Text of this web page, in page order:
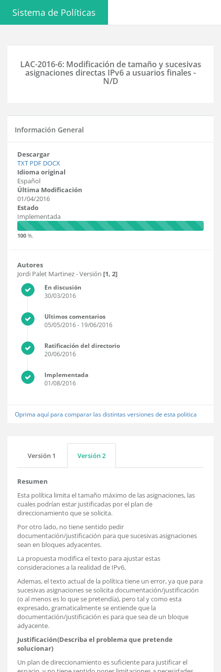
Sistema de Políticas
LAC-2016-6: Modificación de tamaño y sucesivas
asignaciones directas IPv6 a usuarios finales -
N/D
Información General
Descargar
TXT PDF DOCX
Idioma original
Español
Última Modificación
01/04/2016
Estado
Implementada
100 %.
Autores
Jordi Palet Martinez- Versión [1, 2]
En discusión
30/03/2016
Ultimos comentarios
05/05/2016- 19/06/2016
Ratificación del directorio
20/06/2016
Implementada
01/08/2016
Oprima aquí para comparar las distintas versiones de esta politica
Versión 1 Versión 2
Resumen
Esta política limita el tamaño máximo de las asignaciones, las
cuales podrían estar justificadas por el plan de
direccionamiento que se solicita.
Por otro lado, no tiene sentido pedir
documentación/justificación para que sucesivas asignaciones
sean en bloques adyacentes.
La propuesta modifica el texto para ajustar estas
consideraciones a la realidad de IPv6.
Ademas, el texto actual de la política tiene un error, ya que para
sucesivas asignaciones se solicita documentación/justificación
(o al menos es lo que se pretendía), pero tal y como esta
expresado, gramaticalmente se entiende que la
documentación/justificación es para que sea de un bloque
adyacente.
Justificación(Describa el problema que pretende
solucionar)
Un plan de direccionamiento es suficiente para justificar el